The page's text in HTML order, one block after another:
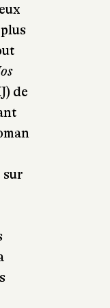
de
sur